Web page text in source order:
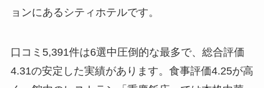
ョンにあるシティホテルです。
口コミ5,391件は6選中圧倒的な最多で、総合評価
4.31の安定した実績があります。食事評価4.25が高